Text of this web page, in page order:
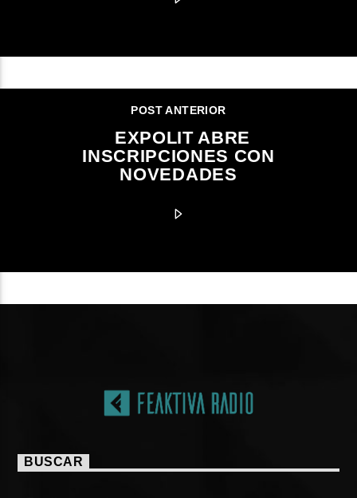
POST ANTERIOR
EXPOLIT ABRE
INSCRIPCIONES CON
NOVEDADES
BUSCAR